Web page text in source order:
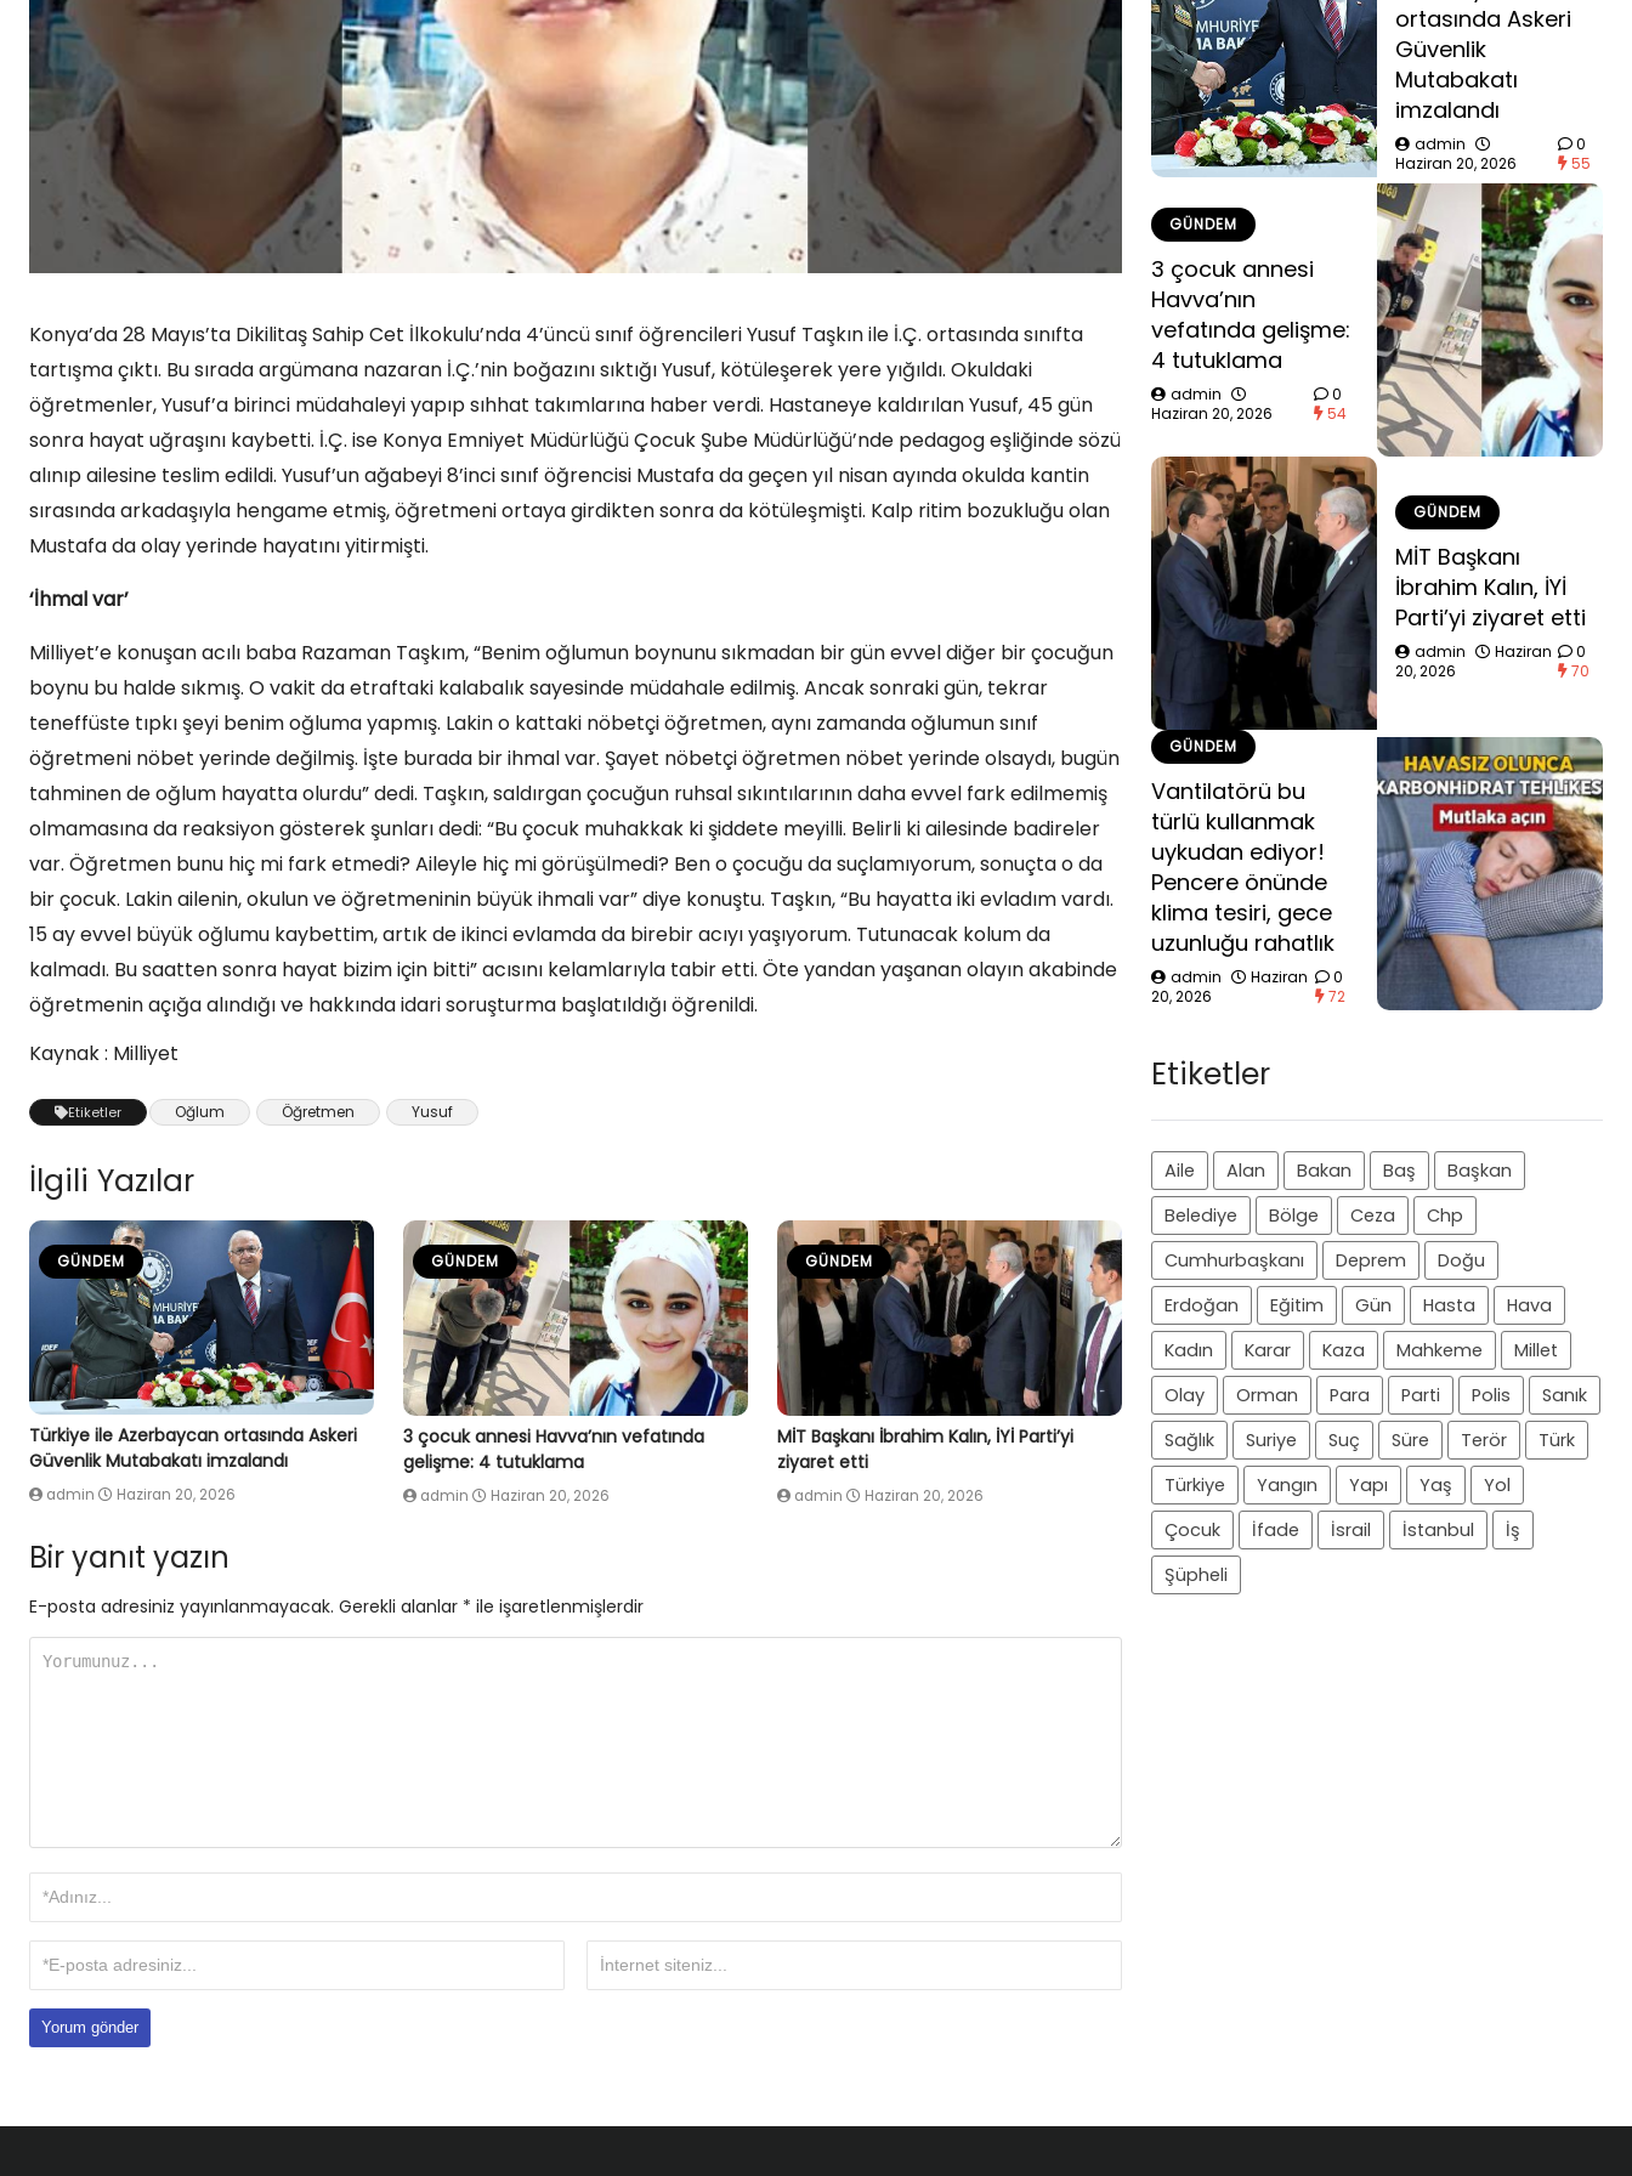
Konya’da 28 Mayıs’ta Dikilitaş Sahip Cet İlkokulu’nda 4’üncü sınıf öğrencileri Yusuf Taşkın ile İ.Ç. ortasında sınıfta
tartışma çıktı. Bu sırada argümana nazaran İ.Ç.’nin boğazını sıktığı Yusuf, kötüleşerek yere yığıldı. Okuldaki
öğretmenler, Yusuf’a birinci müdahaleyi yapıp sıhhat takımlarına haber verdi. Hastaneye kaldırılan Yusuf, 45 gün
sonra hayat uğraşını kaybetti. İ.Ç. ise Konya Emniyet Müdürlüğü Çocuk Şube Müdürlüğü’nde pedagog eşliğinde sözü
alınıp ailesine teslim edildi. Yusuf’un ağabeyi 8’inci sınıf öğrencisi Mustafa da geçen yıl nisan ayında okulda kantin
sırasında arkadaşıyla hengame etmiş, öğretmeni ortaya girdikten sonra da kötüleşmişti. Kalp ritim bozukluğu olan
Mustafa da olay yerinde hayatını yitirmişti.
‘İhmal var’
Milliyet’e konuşan acılı baba Razaman Taşkım, “Benim oğlumun boynunu sıkmadan bir gün evvel diğer bir çocuğun
boynu bu halde sıkmış. O vakit da etraftaki kalabalık sayesinde müdahale edilmiş. Ancak sonraki gün, tekrar
teneffüste tıpkı şeyi benim oğluma yapmış. Lakin o kattaki nöbetçi öğretmen, aynı zamanda oğlumun sınıf
öğretmeni nöbet yerinde değilmiş. İşte burada bir ihmal var. Şayet nöbetçi öğretmen nöbet yerinde olsaydı, bugün
tahminen de oğlum hayatta olurdu” dedi. Taşkın, saldırgan çocuğun ruhsal sıkıntılarının daha evvel fark edilmemiş
olmamasına da reaksiyon gösterek şunları dedi: “Bu çocuk muhakkak ki şiddete meyilli. Belirli ki ailesinde badireler
var. Öğretmen bunu hiç mi fark etmedi? Aileyle hiç mi görüşülmedi? Ben o çocuğu da suçlamıyorum, sonuçta o da
bir çocuk. Lakin ailenin, okulun ve öğretmeninin büyük ihmali var” diye konuştu. Taşkın, “Bu hayatta iki evladım vardı.
15 ay evvel büyük oğlumu kaybettim, artık de ikinci evlamda da birebir acıyı yaşıyorum. Tutunacak kolum da
kalmadı. Bu saatten sonra hayat bizim için bitti” acısını kelamlarıyla tabir etti. Öte yandan yaşanan olayın akabinde
öğretmenin açığa alındığı ve hakkında idari soruşturma başlatıldığı öğrenildi.
Kaynak : Milliyet
Etiketler Oğlum Öğretmen Yusuf
İlgili Yazılar
GÜNDEM
Türkiye ile Azerbaycan ortasında Askeri
Güvenlik Mutabakatı imzalandı
admin Haziran 20, 2026
GÜNDEM
3 çocuk annesi Havva’nın vefatında
gelişme: 4 tutuklama
admin Haziran 20, 2026
GÜNDEM
MİT Başkanı İbrahim Kalın, İYİ Parti’yi
ziyaret etti
admin Haziran 20, 2026
Bir yanıt yazın
E-posta adresiniz yayınlanmayacak. Gerekli alanlar * ile işaretlenmişlerdir
ortasında Askeri
Güvenlik
Mutabakatı
imzalandı
admin
Haziran 20, 2026
0
55
GÜNDEM
3 çocuk annesi
Havva’nın
vefatında gelişme:
4 tutuklama
admin
Haziran 20, 2026
0
54
GÜNDEM
MİT Başkanı
İbrahim Kalın, İYİ
Parti’yi ziyaret etti
admin
Haziran
20, 2026
0
70
GÜNDEM
Vantilatörü bu
türlü kullanmak
uykudan ediyor!
Pencere önünde
klima tesiri, gece
uzunluğu rahatlık
admin
Haziran
20, 2026
0
72
Etiketler
Aile Alan Bakan Baş
Başkan
Belediye
Bölge Ceza
Chp
Cumhurbaşkanı
Deprem
Doğu
Erdoğan
Eğitim Gün Hasta
Hava
Kadın
Karar Kaza Mahkeme
Millet
Olay
Orman Para Parti Polis
Sanık
Sağlık
Suriye Suç Süre Terör
Türk
Türkiye
Yangın Yapı Yaş
Yol
Çocuk
İfade İsrail İstanbul
İş
Şüpheli